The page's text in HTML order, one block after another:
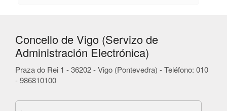
Concello de Vigo (Servizo de
Administración Electrónica)
Praza do Rei 1 - 36202 - Vigo (Pontevedra) - Teléfono: 010
- 986810100